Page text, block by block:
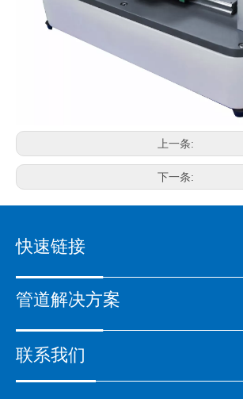
上一条:
下一条:
快速链接
管道解决方案
联系我们